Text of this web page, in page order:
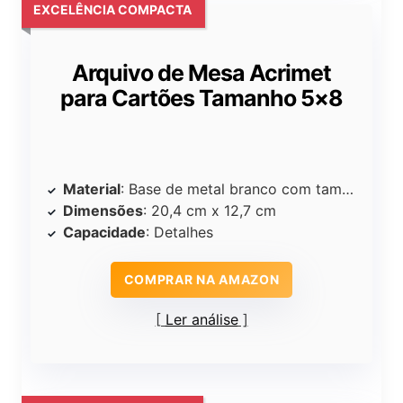
Arquivo de Mesa Acrimet
para Cartões Tamanho 5×8
EXCELÊNCIA COMPACTA
Material: Base de metal branco com tampa de cristal
Dimensões: 20,4 cm x 12,7 cm
Capacidade: Detalhes
COMPRAR NA AMAZON
Ler análise